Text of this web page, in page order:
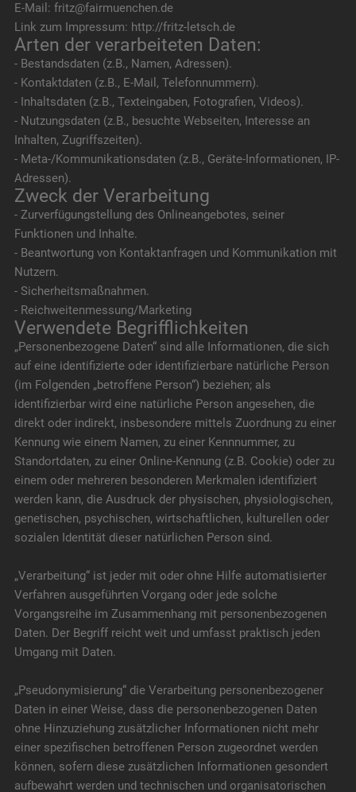
E-Mail: fritz@fairmuenchen.de
Link zum Impressum: http://fritz-letsch.de
Arten der verarbeiteten Daten:
- Bestandsdaten (z.B., Namen, Adressen).
- Kontaktdaten (z.B., E-Mail, Telefonnummern).
- Inhaltsdaten (z.B., Texteingaben, Fotografien, Videos).
- Nutzungsdaten (z.B., besuchte Webseiten, Interesse an
Inhalten, Zugriffszeiten).
- Meta-/Kommunikationsdaten (z.B., Geräte-Informationen, IP-
Adressen).
Zweck der Verarbeitung
- Zurverfügungstellung des Onlineangebotes, seiner
Funktionen und Inhalte.
- Beantwortung von Kontaktanfragen und Kommunikation mit
Nutzern.
- Sicherheitsmaßnahmen.
- Reichweitenmessung/Marketing
Verwendete Begrifflichkeiten
„Personenbezogene Daten“ sind alle Informationen, die sich
auf eine identifizierte oder identifizierbare natürliche Person
(im Folgenden „betroffene Person“) beziehen; als
identifizierbar wird eine natürliche Person angesehen, die
direkt oder indirekt, insbesondere mittels Zuordnung zu einer
Kennung wie einem Namen, zu einer Kennnummer, zu
Standortdaten, zu einer Online-Kennung (z.B. Cookie) oder zu
einem oder mehreren besonderen Merkmalen identifiziert
werden kann, die Ausdruck der physischen, physiologischen,
genetischen, psychischen, wirtschaftlichen, kulturellen oder
sozialen Identität dieser natürlichen Person sind.
„Verarbeitung“ ist jeder mit oder ohne Hilfe automatisierter
Verfahren ausgeführten Vorgang oder jede solche
Vorgangsreihe im Zusammenhang mit personenbezogenen
Daten. Der Begriff reicht weit und umfasst praktisch jeden
Umgang mit Daten.
„Pseudonymisierung“ die Verarbeitung personenbezogener
Daten in einer Weise, dass die personenbezogenen Daten
ohne Hinzuziehung zusätzlicher Informationen nicht mehr
einer spezifischen betroffenen Person zugeordnet werden
können, sofern diese zusätzlichen Informationen gesondert
aufbewahrt werden und technischen und organisatorischen